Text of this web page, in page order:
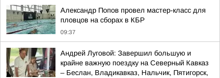
Александр Попов провел мастер-класс для
пловцов на сборах в КБР
09:37
Андрей Луговой: Завершил большую и
крайне важную поездку на Северный Кавказ
– Беслан, Владикавказ, Нальчик, Пятигорск,